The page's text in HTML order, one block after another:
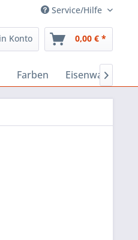
Service/Hilfe
Konto 0,00 € *
Farben Eisenwaren
